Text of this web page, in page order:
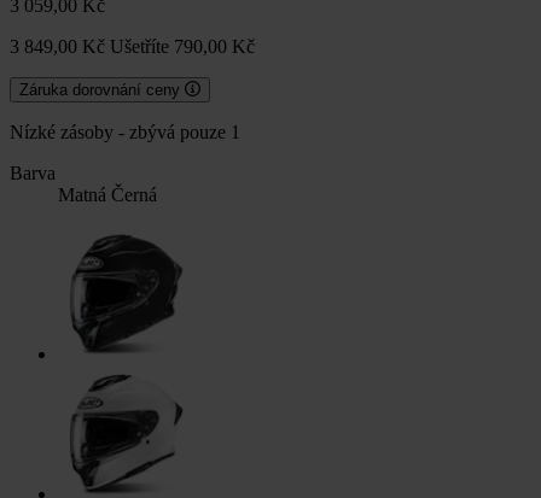
3 059,00 Kč
3 849,00 Kč Ušetříte 790,00 Kč
Záruka dorovnání ceny
Nízké zásoby - zbývá pouze 1
Barva
Matná Černá